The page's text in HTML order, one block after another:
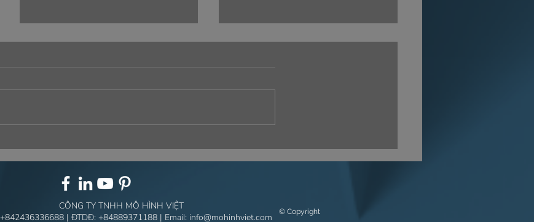
TRONG TỪNG CHI TIẾT
ĐẶC TRƯNG DỰ ÁN |
CÔNG TY TNHH MÔ HÌNH VIỆT
+842436336688| ĐTDĐ: +84889371188 | Email: info@mohinhviet.com © Copyright